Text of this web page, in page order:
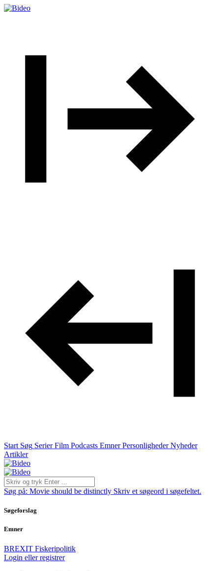
Start Søg Serier Film Podcasts Emner Personligheder Nyheder
Artikler
Søg på: Movie should be distinctly Skriv et søgeord i søgefeltet.
Søgeforslag
Emner
BREXIT Fiskeripolitik
Login eller registrer